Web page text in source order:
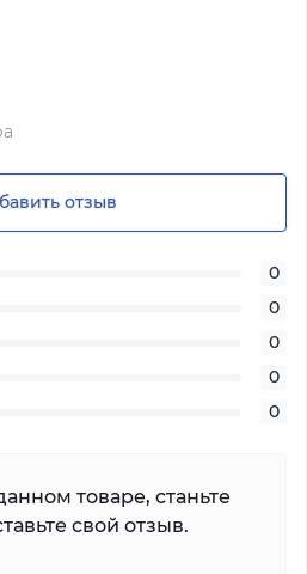
отзыв
0
0
0
0
0
товаре, станьте
свой отзыв.